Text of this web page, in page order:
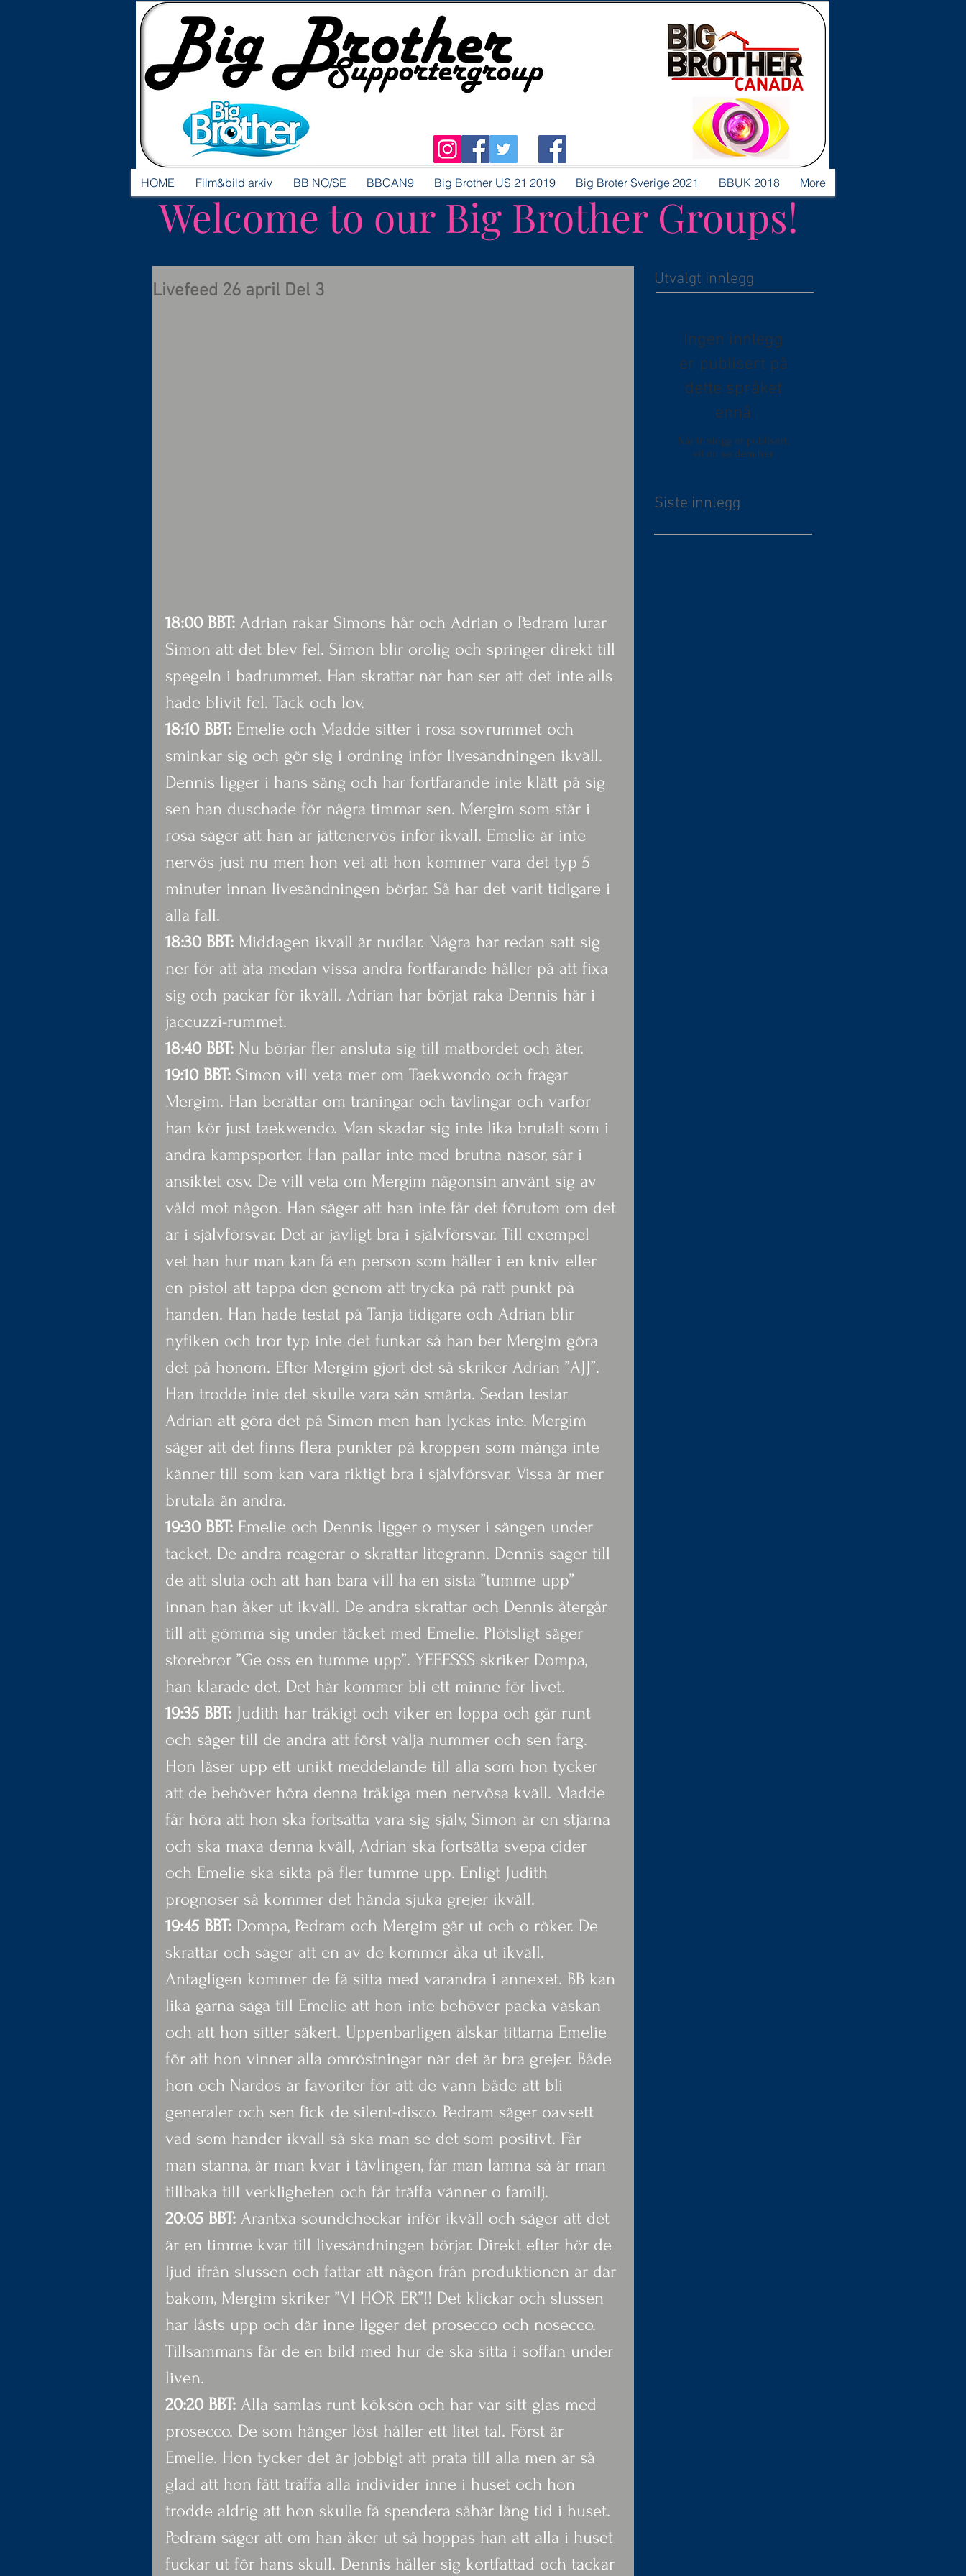
Welcome to our Big Brother Groups!
HOME Film&bild arkiv BB NO/SE BBCAN9 Big Brother US 21 2019 Big Broter Sverige 2021 BBUK 2018 More
Livefeed 26 april Del 3
18:00 BBT: Adrian rakar Simons hår och Adrian o Pedram lurar
Simon att det blev fel. Simon blir orolig och springer direkt till
spegeln i badrummet. Han skrattar när han ser att det inte alls
hade blivit fel. Tack och lov.
18:10 BBT: Emelie och Madde sitter i rosa sovrummet och
sminkar sig och gör sig i ordning inför livesändningen ikväll.
Dennis ligger i hans säng och har fortfarande inte klätt på sig
sen han duschade för några timmar sen. Mergim som står i
rosa säger att han är jättenervös inför ikväll. Emelie är inte
nervös just nu men hon vet att hon kommer vara det typ 5
minuter innan livesändningen börjar. Så har det varit tidigare i
alla fall.
18:30 BBT: Middagen ikväll är nudlar. Några har redan satt sig
ner för att äta medan vissa andra fortfarande håller på att fixa
sig och packar för ikväll. Adrian har börjat raka Dennis hår i
jaccuzzi-rummet.
18:40 BBT: Nu börjar fler ansluta sig till matbordet och äter.
19:10 BBT: Simon vill veta mer om Taekwondo och frågar
Mergim. Han berättar om träningar och tävlingar och varför
han kör just taekwendo. Man skadar sig inte lika brutalt som i
andra kampsporter. Han pallar inte med brutna näsor, sår i
ansiktet osv. De vill veta om Mergim någonsin använt sig av
våld mot någon. Han säger att han inte får det förutom om det
är i självförsvar. Det är jävligt bra i självförsvar. Till exempel
vet han hur man kan få en person som håller i en kniv eller
en pistol att tappa den genom att trycka på rätt punkt på
handen. Han hade testat på Tanja tidigare och Adrian blir
nyfiken och tror typ inte det funkar så han ber Mergim göra
det på honom. Efter Mergim gjort det så skriker Adrian ”AJJ”.
Han trodde inte det skulle vara sån smärta. Sedan testar
Adrian att göra det på Simon men han lyckas inte. Mergim
säger att det finns flera punkter på kroppen som många inte
känner till som kan vara riktigt bra i självförsvar. Vissa är mer
brutala än andra.
19:30 BBT: Emelie och Dennis ligger o myser i sängen under
täcket. De andra reagerar o skrattar litegrann. Dennis säger till
de att sluta och att han bara vill ha en sista ”tumme upp”
innan han åker ut ikväll. De andra skrattar och Dennis återgår
till att gömma sig under täcket med Emelie. Plötsligt säger
storebror ”Ge oss en tumme upp”. YEEESSS skriker Dompa,
han klarade det. Det här kommer bli ett minne för livet.
19:35 BBT: Judith har tråkigt och viker en loppa och går runt
och säger till de andra att först välja nummer och sen färg.
Hon läser upp ett unikt meddelande till alla som hon tycker
att de behöver höra denna tråkiga men nervösa kväll. Madde
får höra att hon ska fortsätta vara sig själv, Simon är en stjärna
och ska maxa denna kväll, Adrian ska fortsätta svepa cider
och Emelie ska sikta på fler tumme upp. Enligt Judith
prognoser så kommer det hända sjuka grejer ikväll.
19:45 BBT: Dompa, Pedram och Mergim går ut och o röker. De
skrattar och säger att en av de kommer åka ut ikväll.
Antagligen kommer de få sitta med varandra i annexet. BB kan
lika gärna säga till Emelie att hon inte behöver packa väskan
och att hon sitter säkert. Uppenbarligen älskar tittarna Emelie
för att hon vinner alla omröstningar när det är bra grejer. Både
hon och Nardos är favoriter för att de vann både att bli
generaler och sen fick de silent-disco. Pedram säger oavsett
vad som händer ikväll så ska man se det som positivt. Får
man stanna, är man kvar i tävlingen, får man lämna så är man
tillbaka till verkligheten och får träffa vänner o familj.
20:05 BBT: Arantxa soundcheckar inför ikväll och säger att det
är en timme kvar till livesändningen börjar. Direkt efter hör de
ljud ifrån slussen och fattar att någon från produktionen är där
bakom, Mergim skriker ”VI HÖR ER”!! Det klickar och slussen
har låsts upp och där inne ligger det prosecco och nosecco.
Tillsammans får de en bild med hur de ska sitta i soffan under
liven.
20:20 BBT: Alla samlas runt köksön och har var sitt glas med
prosecco. De som hänger löst håller ett litet tal. Först är
Emelie. Hon tycker det är jobbigt att prata till alla men är så
glad att hon fått träffa alla individer inne i huset och hon
trodde aldrig att hon skulle få spendera såhär lång tid i huset.
Pedram säger att om han åker ut så hoppas han att alla i huset
fuckar ut för hans skull. Dennis håller sig kortfattad och tackar
Utvalgt innlegg
Ingen innlegg
er publisert på
dette språket
ennå
Når innlegg er publisert,
vil du se dem her.
Siste innlegg